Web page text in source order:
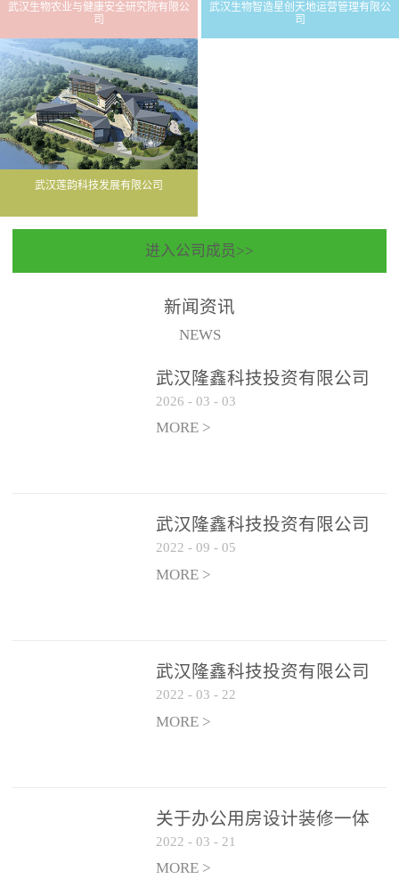
武汉生物农业与健康安全研究院有限公
司
武汉生物智造星创天地运营管理有限公
司
武汉莲韵科技发展有限公司
进入公司成员>>
新闻资讯
NEWS
武汉隆鑫科技投资有限公司
聘请常年法律顾问服务机构
遴选公告
2026 - 03 - 03
MORE >
武汉隆鑫科技投资有限公司
办公用房 空调设备供应商公
开遴选公告
2022 - 09 - 05
MORE >
武汉隆鑫科技投资有限公司
招聘实施方案
2022 - 03 - 22
MORE >
关于办公用房设计装修一体
化项目 跟踪审计和监理单位
遴选结果的公告
2022 - 03 - 21
MORE >